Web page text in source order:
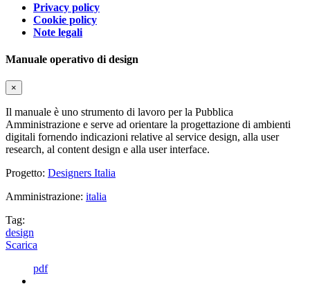
Privacy policy
Cookie policy
Note legali
Manuale operativo di design
×
Il manuale è uno strumento di lavoro per la Pubblica
Amministrazione e serve ad orientare la progettazione di ambienti
digitali fornendo indicazioni relative al service design, alla user
research, al content design e alla user interface.
Progetto: Designers Italia
Amministrazione: italia
Tag:
design
Scarica
pdf